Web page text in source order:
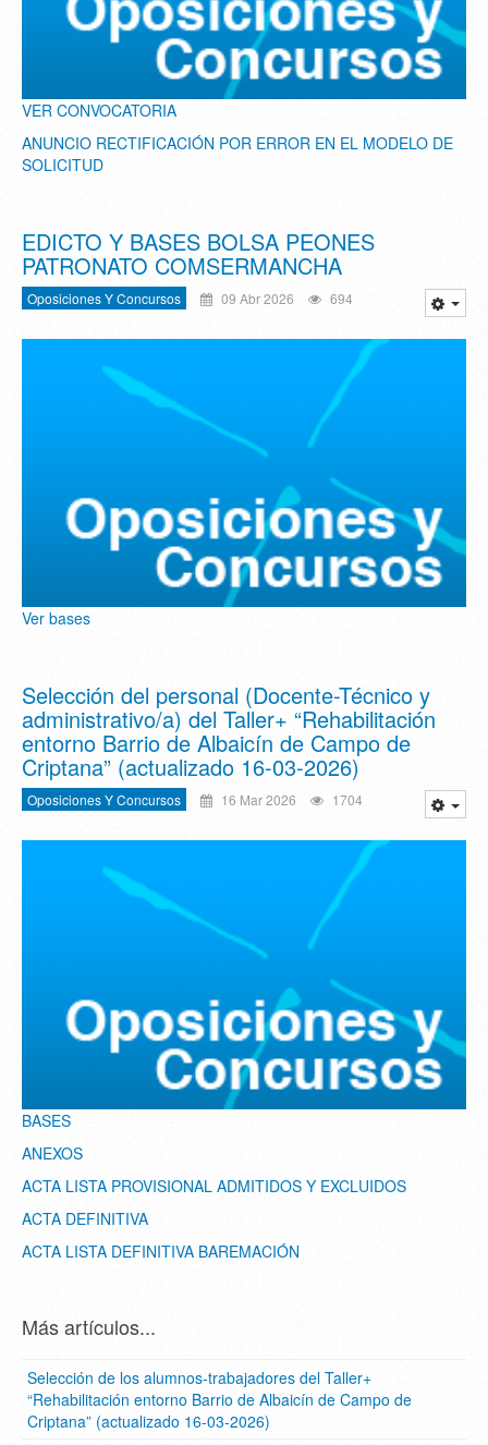
VER CONVOCATORIA
ANUNCIO RECTIFICACIÓN POR ERROR EN EL MODELO DE
SOLICITUD
EDICTO Y BASES BOLSA PEONES
PATRONATO COMSERMANCHA
Oposiciones Y Concursos 09 Abr 2026 694
Ver bases
Selección del personal (Docente-Técnico y
administrativo/a) del Taller+ “Rehabilitación
entorno Barrio de Albaicín de Campo de
Criptana” (actualizado 16-03-2026)
Oposiciones Y Concursos 16 Mar 2026 1704
BASES
ANEXOS
ACTA LISTA PROVISIONAL ADMITIDOS Y EXCLUIDOS
ACTA DEFINITIVA
ACTA LISTA DEFINITIVA BAREMACIÓN
Más artículos...
Selección de los alumnos-trabajadores del Taller+
“Rehabilitación entorno Barrio de Albaicín de Campo de
Criptana” (actualizado 16-03-2026)